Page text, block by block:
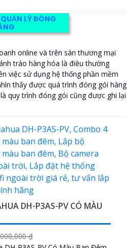
LÝ ĐÓNG
online và trên sàn thương mại
tráo hàng hóa là điều thường
việc sử dụng hệ thống phần mềm
thấy được quá trình đóng gói hàng
quy trình đóng gói cũng được ghi lại
DH-P3AS-PV CÓ MÀU
₫